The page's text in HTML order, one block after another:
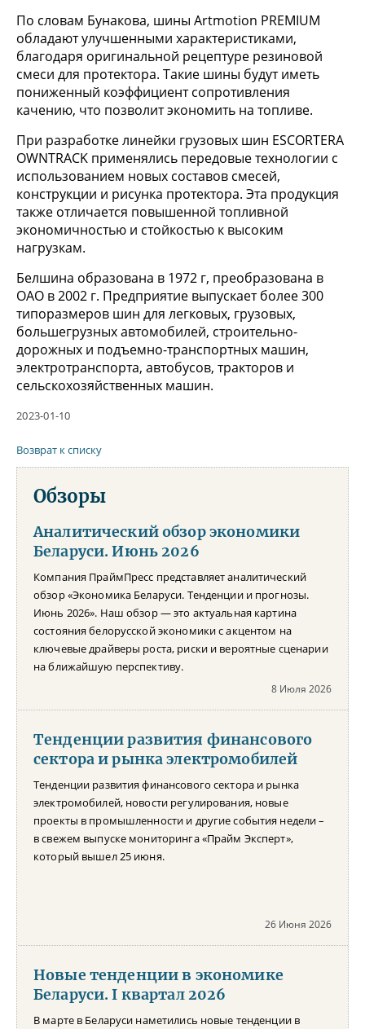
По словам Бунакова, шины Аrtmotion PREMIUM
обладают улучшенными характеристиками,
благодаря оригинальной рецептуре резиновой
смеси для протектора. Такие шины будут иметь
пониженный коэффициент сопротивления
качению, что позволит экономить на топливе.
При разработке линейки грузовых шин ESCORTERA
OWNTRACK применялись передовые технологии с
использованием новых составов смесей,
конструкции и рисунка протектора. Эта продукция
также отличается повышенной топливной
экономичностью и стойкостью к высоким
нагрузкам.
Белшина образована в 1972 г, преобразована в
ОАО в 2002 г. Предприятие выпускает более 300
типоразмеров шин для легковых, грузовых,
большегрузных автомобилей, строительно-
дорожных и подъемно-транспортных машин,
электротранспорта, автобусов, тракторов и
сельскохозяйственных машин.
2023-01-10
Возврат к списку
Обзоры
Аналитический обзор экономики
Беларуси. Июнь 2026
Компания ПраймПресс представляет аналитический
обзор «Экономика Беларуси. Тенденции и прогнозы.
Июнь 2026». Наш обзор — это актуальная картина
состояния белорусской экономики с акцентом на
ключевые драйверы роста, риски и вероятные сценарии
на ближайшую перспективу.
8 Июля 2026
Тенденции развития финансового
сектора и рынка электромобилей
Тенденции развития финансового сектора и рынка
электромобилей, новости регулирования, новые
проекты в промышленности и другие события недели –
в свежем выпуске мониторинга «Прайм Эксперт»,
который вышел 25 июня.
26 Июня 2026
Новые тенденции в экономике
Беларуси. I квартал 2026
В марте в Беларуси наметились новые тенденции в